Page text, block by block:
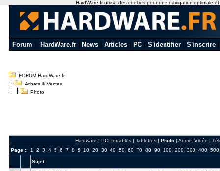
Forum HardWare.fr News Articles PC S'identifier S'inscrire
FORUM HardWare.fr
Achats & Ventes
Photo
Hardware | PC Portables| Tablettes| Photo| Audio, Vidéo|
Page :
1 2 3 4 5 6 7 8 9 10 20 30 40 50 60 70 80 90 100 200 300 400 500
Sujet
HardWare.fr utilise des cookies pour une navigation optimale